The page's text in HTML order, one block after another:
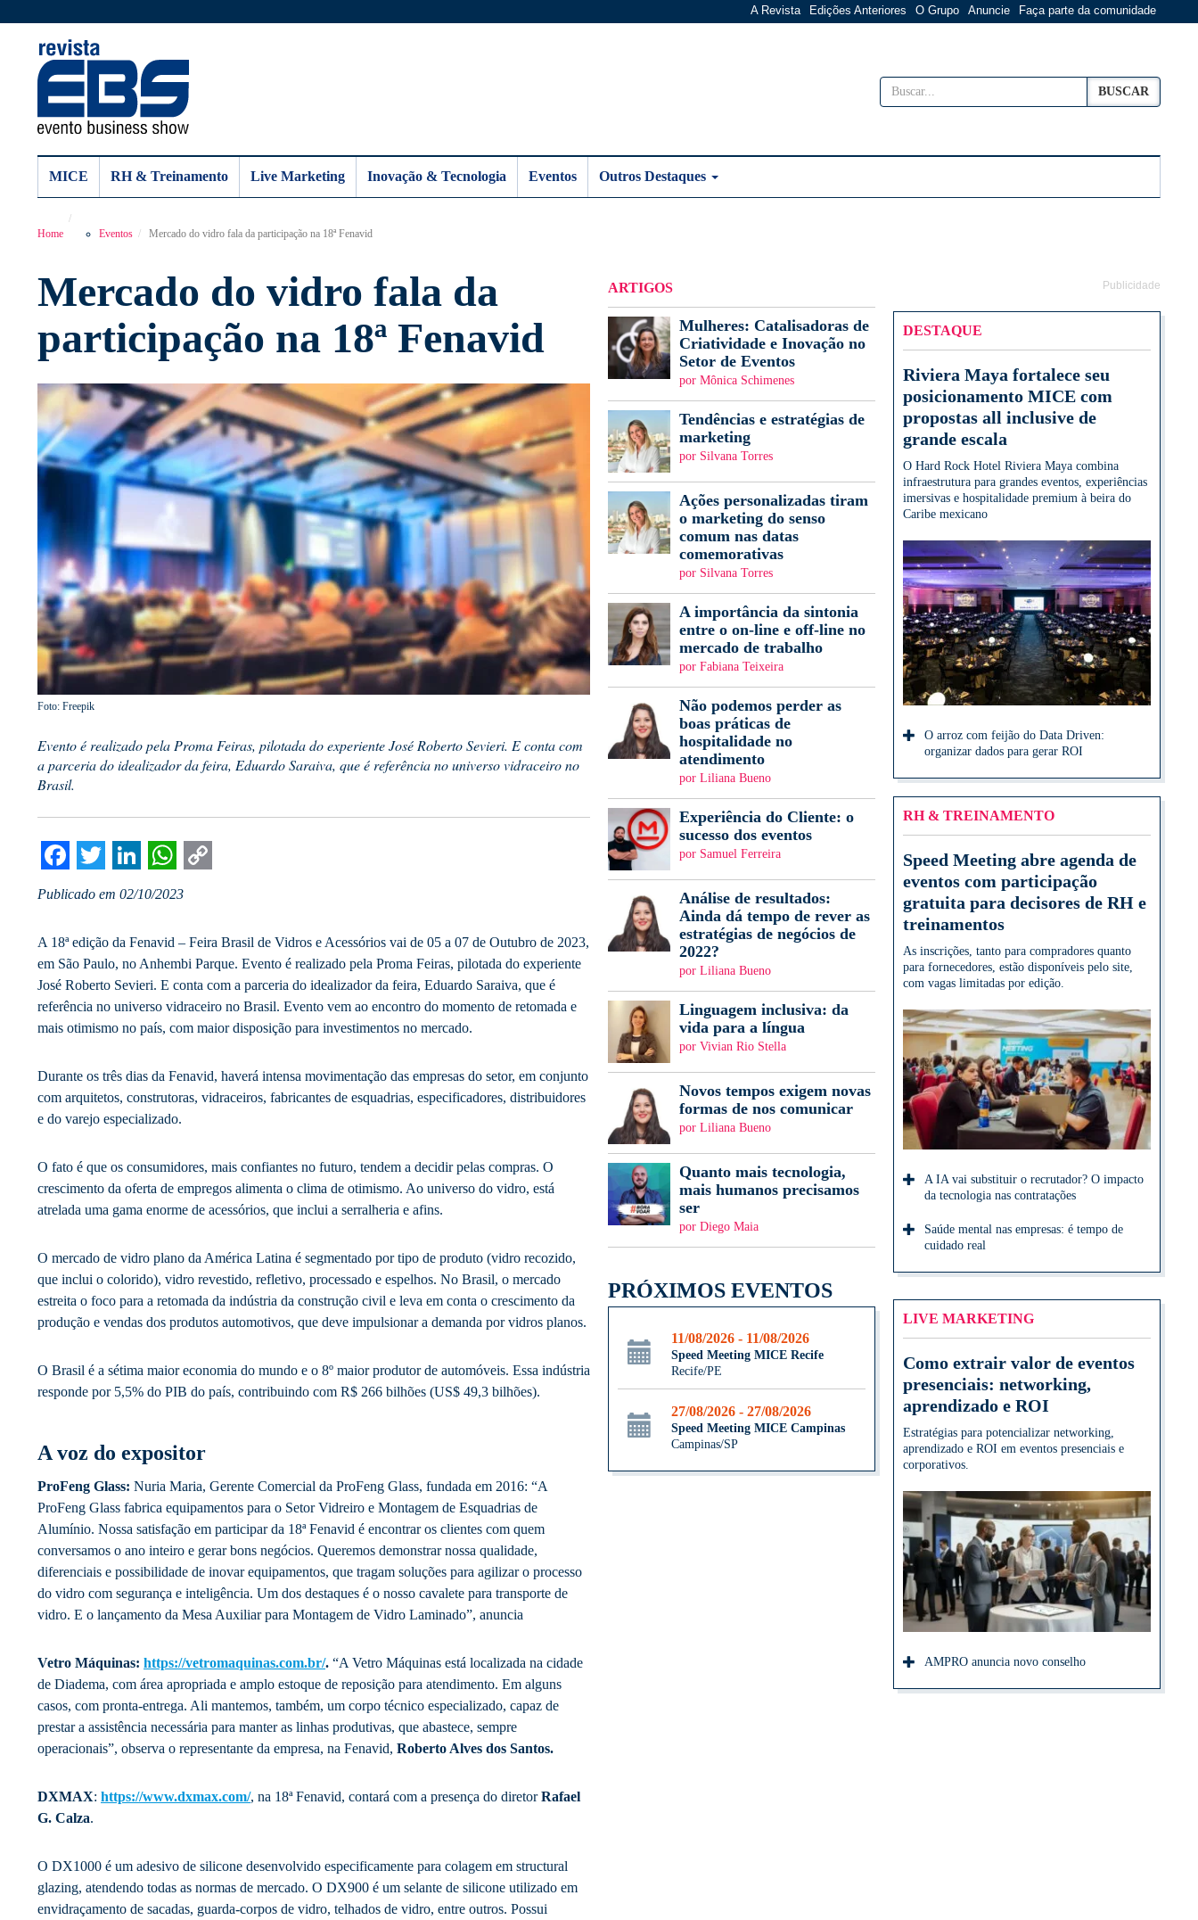
A Revista Edições Anteriores O Grupo Anuncie Faça parte da comunidade
BUSCAR
MICE RH & Treinamento Live Marketing Inovação & Tecnologia Eventos Outros Destaques
Home Eventos Mercado do vidro fala da participação na 18ª Fenavid
Mercado do vidro fala da
participação na 18ª Fenavid
Foto: Freepik
Evento é realizado pela Proma Feiras, pilotada do experiente José Roberto Sevieri. E conta com
a parceria do idealizador da feira, Eduardo Saraiva, que é referência no universo vidraceiro no
Brasil.
Facebook
Twitter
LinkedIn
WhatsApp
Publicado em 02/10/2023
A 18ª edição da Fenavid – Feira Brasil de Vidros e Acessórios vai de 05 a 07 de Outubro de 2023,
em São Paulo, no Anhembi Parque. Evento é realizado pela Proma Feiras, pilotada do experiente
José Roberto Sevieri. E conta com a parceria do idealizador da feira, Eduardo Saraiva, que é
referência no universo vidraceiro no Brasil. Evento vem ao encontro do momento de retomada e
mais otimismo no país, com maior disposição para investimentos no mercado.
Durante os três dias da Fenavid, haverá intensa movimentação das empresas do setor, em conjunto
com arquitetos, construtoras, vidraceiros, fabricantes de esquadrias, especificadores, distribuidores
e do varejo especializado.
O fato é que os consumidores, mais confiantes no futuro, tendem a decidir pelas compras. O
crescimento da oferta de empregos alimenta o clima de otimismo. Ao universo do vidro, está
atrelada uma gama enorme de acessórios, que inclui a serralheria e afins.
O mercado de vidro plano da América Latina é segmentado por tipo de produto (vidro recozido,
que inclui o colorido), vidro revestido, refletivo, processado e espelhos. No Brasil, o mercado
estreita o foco para a retomada da indústria da construção civil e leva em conta o crescimento da
produção e vendas dos produtos automotivos, que deve impulsionar a demanda por vidros planos.
O Brasil é a sétima maior economia do mundo e o 8º maior produtor de automóveis. Essa indústria
responde por 5,5% do PIB do país, contribuindo com R$ 266 bilhões (US$ 49,3 bilhões).
A voz do expositor
ProFeng Glass: Nuria Maria, Gerente Comercial da ProFeng Glass, fundada em 2016: “A
ProFeng Glass fabrica equipamentos para o Setor Vidreiro e Montagem de Esquadrias de
Alumínio. Nossa satisfação em participar da 18ª Fenavid é encontrar os clientes com quem
conversamos o ano inteiro e gerar bons negócios. Queremos demonstrar nossa qualidade,
diferenciais e possibilidade de inovar equipamentos, que tragam soluções para agilizar o processo
do vidro com segurança e inteligência. Um dos destaques é o nosso cavalete para transporte de
vidro. E o lançamento da Mesa Auxiliar para Montagem de Vidro Laminado”, anuncia
Vetro Máquinas: https://vetromaquinas.com.br/. “A Vetro Máquinas está localizada na cidade
de Diadema, com área apropriada e amplo estoque de reposição para atendimento. Em alguns
casos, com pronta-entrega. Ali mantemos, também, um corpo técnico especializado, capaz de
prestar a assistência necessária para manter as linhas produtivas, que abastece, sempre
operacionais”, observa o representante da empresa, na Fenavid, Roberto Alves dos Santos.
DXMAX: https://www.dxmax.com/, na 18ª Fenavid, contará com a presença do diretorRafael
G. Calza.
O DX1000 é um adesivo de silicone desenvolvido especificamente para colagem em structural
glazing, atendendo todas as normas de mercado. O DX900 é um selante de silicone utilizado em
envidraçamento de sacadas, guarda-corpos de vidro, telhados de vidro, entre outros. Possui
ARTIGOS
Mulheres: Catalisadoras de
Criatividade e Inovação no
Setor de Eventos
por Mônica Schimenes
Tendências e estratégias de
marketing
por Silvana Torres
Ações personalizadas tiram
o marketing do senso
comum nas datas
comemorativas
por Silvana Torres
A importância da sintonia
entre o on-line e off-line no
mercado de trabalho
por Fabiana Teixeira
Não podemos perder as
boas práticas de
hospitalidade no
atendimento
por Liliana Bueno
Experiência do Cliente: o
sucesso dos eventos
por Samuel Ferreira
Análise de resultados:
Ainda dá tempo de rever as
estratégias de negócios de
2022?
por Liliana Bueno
Linguagem inclusiva: da
vida para a língua
por Vivian Rio Stella
Novos tempos exigem novas
formas de nos comunicar
por Liliana Bueno
Quanto mais tecnologia,
mais humanos precisamos
ser
por Diego Maia
PRÓXIMOS EVENTOS
11/08/2026 - 11/08/2026
Speed Meeting MICE Recife
Recife/PE
27/08/2026 - 27/08/2026
Speed Meeting MICE Campinas
Campinas/SP
Publicidade
DESTAQUE
Riviera Maya fortalece seu
posicionamento MICE com
propostas all inclusive de
grande escala
O Hard Rock Hotel Riviera Maya combina
infraestrutura para grandes eventos, experiências
imersivas e hospitalidade premium à beira do
Caribe mexicano
O arroz com feijão do Data Driven:
organizar dados para gerar ROI
RH & TREINAMENTO
Speed Meeting abre agenda de
eventos com participação
gratuita para decisores de RH e
treinamentos
As inscrições, tanto para compradores quanto
para fornecedores, estão disponíveis pelo site,
com vagas limitadas por edição.
A IA vai substituir o recrutador? O impacto
da tecnologia nas contratações
Saúde mental nas empresas: é tempo de
cuidado real
LIVE MARKETING
Como extrair valor de eventos
presenciais: networking,
aprendizado e ROI
Estratégias para potencializar networking,
aprendizado e ROI em eventos presenciais e
corporativos.
AMPRO anuncia novo conselho